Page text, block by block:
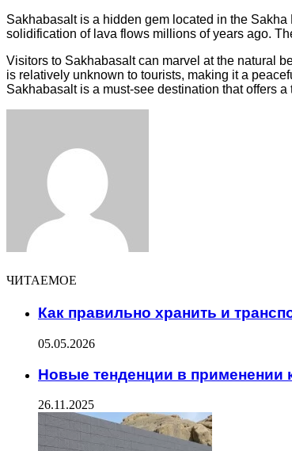
Sakhabasalt is a hidden gem located in the
solidification of lava flows millions of years ago.
Visitors to Sakhabasalt can marvel at the natural
is relatively unknown to tourists, making it a
Sakhabasalt is a must-see destination that offers
ЧИТАЕМОЕ
Как правильно хранить и
05.05.2026
Новые тенденции в применении
26.11.2025